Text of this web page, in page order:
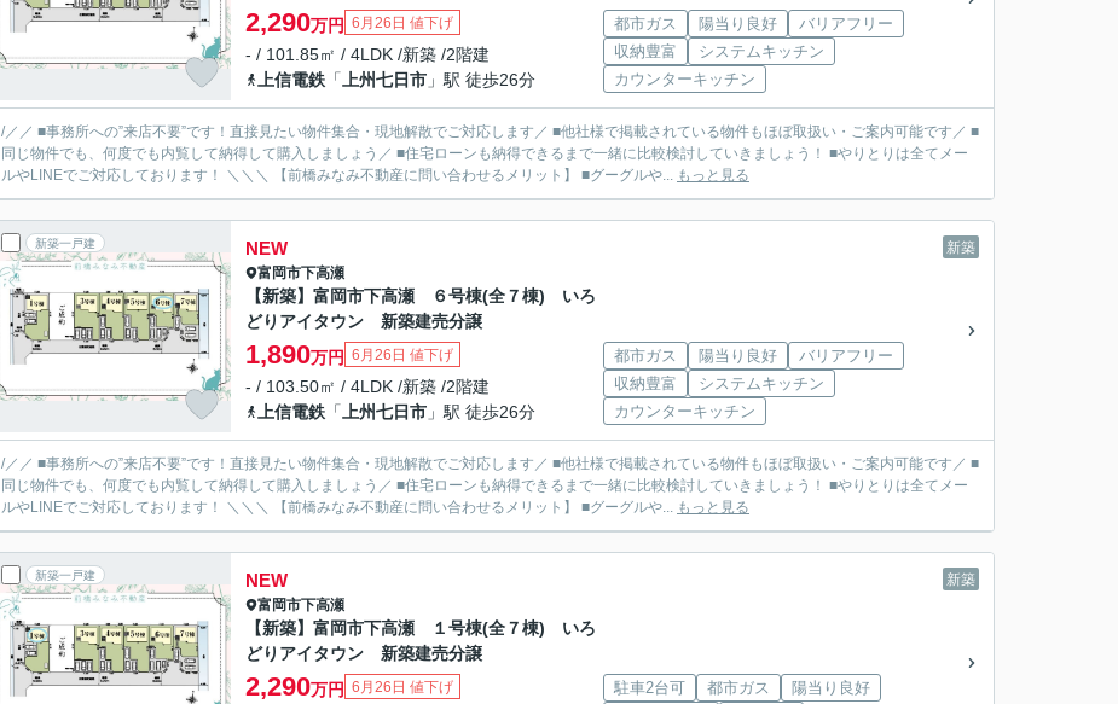
2,290万円 6月26日 値下げ
- / 101.85㎡ / 4LDK /新築 /2階建
上信電鉄 「 上州七日市 」駅 徒歩26分
都市ガス 陽当り良好
バリアフリー
収納豊富
システムキッチン
カウンターキッチン
/／／ ■事務所への”来店不要”です！直接見たい物件集合・現地解散でご対応します／ ■他社様で掲載されている物件もほぼ取扱い・ご案内可能です／ ■
同じ物件でも、何度でも内覧して納得して購入しましょう／ ■住宅ローンも納得できるまで一緒に比較検討していきましょう！ ■やりとりは全てメー
ルやLINEでご対応しております！ ＼＼＼ 【前橋みなみ不動産に問い合わせるメリット】 ■グーグルや... もっと見る
新築一戸建 新築
NEW
富岡市下高瀬
【新築】富岡市下高瀬 ６号棟(全７棟) いろ
どりアイタウン 新築建売分譲
1,890万円 6月26日 値下げ
- / 103.50㎡ / 4LDK /新築 /2階建
上信電鉄 「 上州七日市 」駅 徒歩26分
都市ガス 陽当り良好
バリアフリー
収納豊富
システムキッチン
カウンターキッチン
/／／ ■事務所への”来店不要”です！直接見たい物件集合・現地解散でご対応します／ ■他社様で掲載されている物件もほぼ取扱い・ご案内可能です／ ■
同じ物件でも、何度でも内覧して納得して購入しましょう／ ■住宅ローンも納得できるまで一緒に比較検討していきましょう！ ■やりとりは全てメー
ルやLINEでご対応しております！ ＼＼＼ 【前橋みなみ不動産に問い合わせるメリット】 ■グーグルや... もっと見る
新築一戸建 新築
NEW
富岡市下高瀬
【新築】富岡市下高瀬 １号棟(全７棟) いろ
どりアイタウン 新築建売分譲
2,290万円 6月26日 値下げ 駐車2台可 都市ガス
陽当り良好